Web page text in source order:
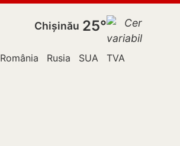
Chișinău 25°
România Rusia SUA TVA